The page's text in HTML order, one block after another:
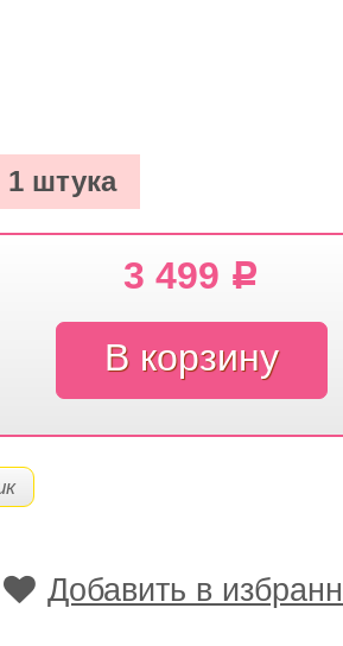
1 штука
3 499 Р
Добавить в